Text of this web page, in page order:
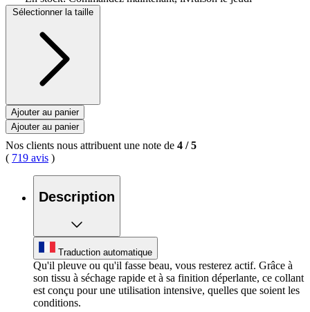
Sélectionner la taille
Ajouter au panier
Ajouter au panier
Nos clients nous attribuent une note de 4 /5
( 719 avis )
Description
Traduction automatique
Qu'il pleuve ou qu'il fasse beau, vous resterez actif. Grâce à
son tissu à séchage rapide et à sa finition déperlante, ce collant
est conçu pour une utilisation intensive, quelles que soient les
conditions.